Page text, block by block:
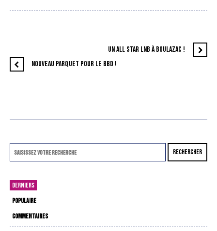
UN ALL STAR LNB À BOULAZAC !
NOUVEAU PARQUET POUR LE BBD !
RECHERCHER
DERNIERS
POPULAIRE
COMMENTAIRES